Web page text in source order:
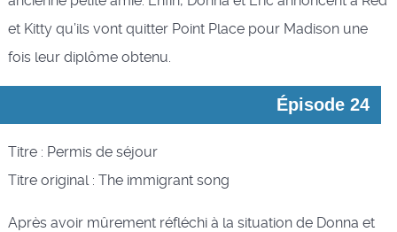
et Kitty qu’ils vont quitter Point Place pour Madison une
fois leur diplôme obtenu.
Épisode 24
Titre : Permis de séjour
Titre original : The immigrant song
Après avoir mûrement réfléchi à la situation de Donna et